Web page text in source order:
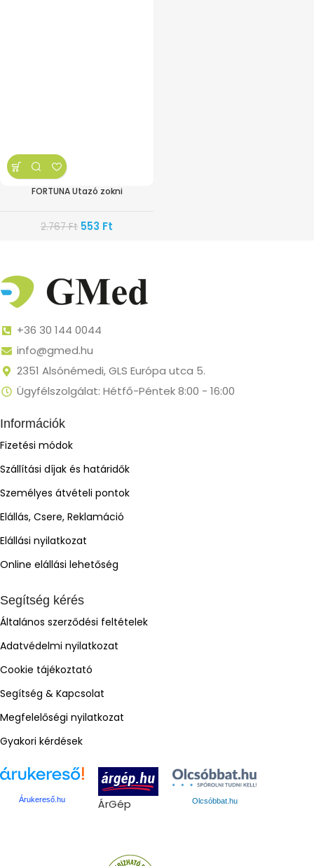
FORTUNA Utazó zokni
2.767Ft 553 Ft
+36 30 144 0044
info@gmed.hu
2351 Alsónémedi, GLS Európa utca 5.
Ügyfélszolgálat: Hétfő-Péntek 8:00 - 16:00
Információk
Fizetési módok
Szállítási díjak és határidők
Személyes átvételi pontok
Elállás, Csere, Reklamáció
Elállási nyilatkozat
Online elállási lehetőség
Segítség kérés
Általános szerződési feltételek
Adatvédelmi nyilatkozat
Cookie tájékoztató
Segítség & Kapcsolat
Megfelelőségi nyilatkozat
Gyakori kérdések
Árukereső.hu ÁrGép Olcsóbbat.hu